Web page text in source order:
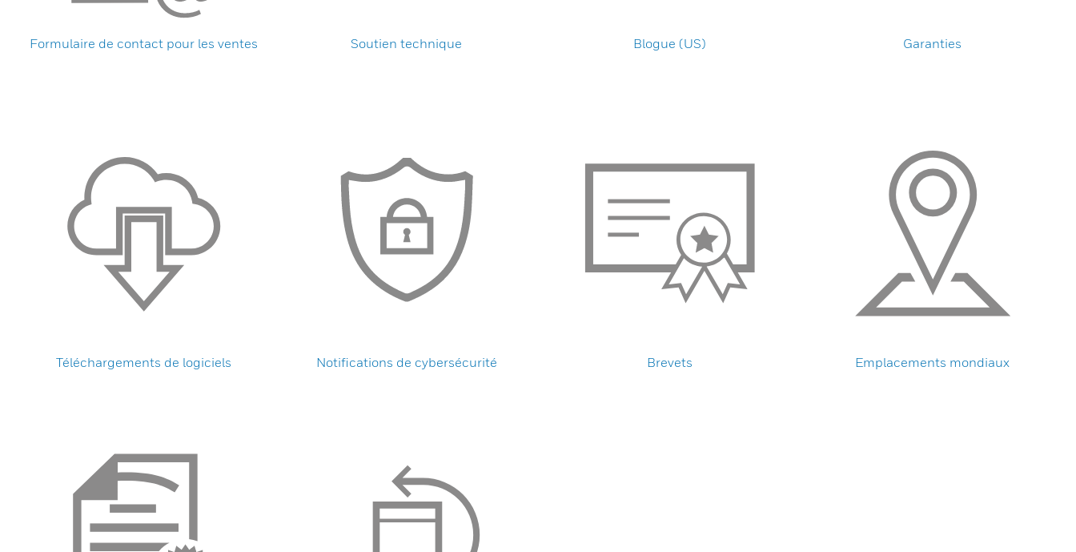
Formulaire de contact pour les ventes Soutien technique Blogue (US) Garanties
Téléchargements de logiciels Notifications de cybersécurité Brevets Emplacements mondiaux